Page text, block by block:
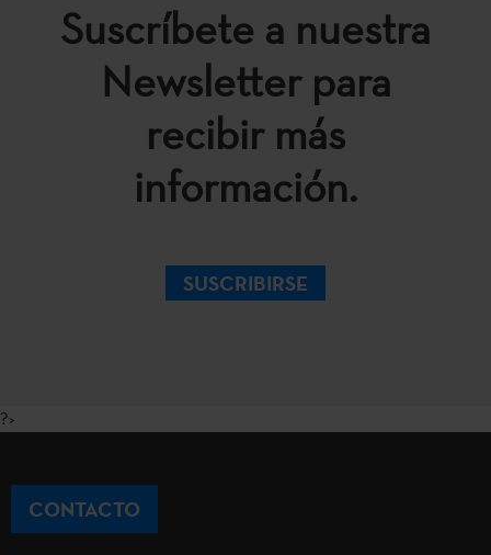
Suscríbete a nuestra
Newsletter para
recibir más
información.
SUSCRIBIRSE
?>
CONTACTO